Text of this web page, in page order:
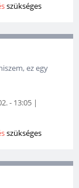
szükséges
ez egy
- 13:05 |
szükséges